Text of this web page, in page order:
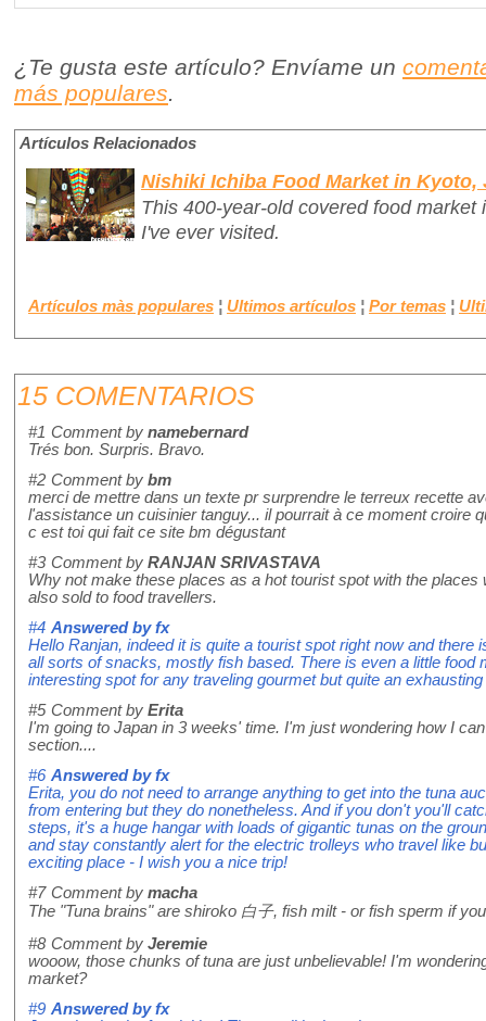
¿Te gusta este artículo? Envíame un
más populares.
Artículos Relacionados
Nishiki Ichiba Food Market in Kyoto,
This 400-year-old covered food market
I've ever visited.
Artículos màs populares ¦ Ultimos artículos ¦ Por temas ¦
15 COMENTARIOS
#1 Comment by namebernard
Trés bon. Surpris. Bravo.
#2 Comment by bm
merci de mettre dans un texte pr surprendre le terreux recette
l'assistance un cuisinier tanguy... il pourrait à ce moment croire
c est toi qui fait ce site bm dégustant
#3 Comment by RANJAN SRIVASTAVA
Why not make these places as a hot tourist spot with the
also sold to food travellers.
#4 Answered byfx
Hello Ranjan, indeed it is quite a tourist spot right now and
all sorts of snacks, mostly fish based. There is even a little food
interesting spot for any traveling gourmet but quite an
#5 Comment by Erita
I'm going to Japan in 3 weeks' time. I'm just wondering how I
section....
#6 Answered byfx
Erita, you do not need to arrange anything to get into the tuna
from entering but they do nonetheless. And if you don't you'll
steps, it's a huge hangar with loads of gigantic tunas on the
and stay constantly alert for the electric trolleys who travel like
exciting place - I wish you a nice trip!
#7 Comment by macha
The "Tuna brains" are shiroko 白子, fish milt - or fish sperm if
#8 Comment by Jeremie
wooow, those chunks of tuna are just unbelievable! I'm
market?
#9 Answered byfx